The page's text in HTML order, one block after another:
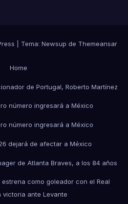
Tema: Newsup de Themeansar
Home
de Portugal, Roberto Martínez
número ingresará a México
número ingresará a México
dejará de afectar a México
de Atlanta Braves, a los 84 años
como goleador con el Real
victoria ante Levante